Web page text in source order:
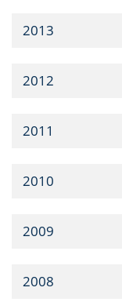
2013
2012
2011
2010
2009
2008